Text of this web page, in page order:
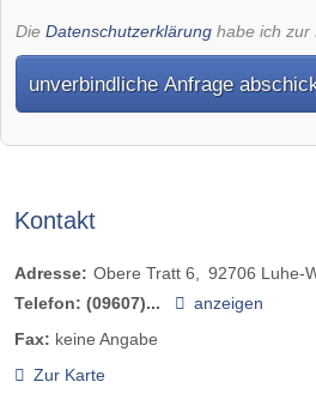
Die Datenschutzerklärung habe ich zur
unverbindliche Anfrage
Kontakt
Adresse: Obere Tratt 6 92706 Luhe-
Telefon: (09607)...
anzeigen
Fax: keine Angabe
Zur Karte